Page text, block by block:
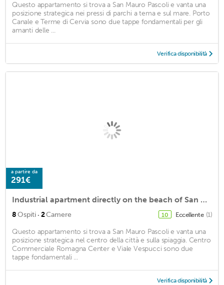
Questo appartamento si trova a San Mauro Pascoli e vanta una
posizione strategica nei pressi di parchi a tema e sul mare. Porto
Canale e Terme di Cervia sono due tappe fondamentali per gli
amanti delle ...
Verifica disponibilità
a partire da
291€
Industrial apartment directly on the beach of San Mauro Mare
8Ospiti · 2Camere 10 Eccellente (1)
Questo appartamento si trova a San Mauro Pascoli e vanta una
posizione strategica nel centro della città e sulla spiaggia. Centro
Commerciale Romagna Center e Viale Vespucci sono due
tappe fondamentali ...
Verifica disponibilità